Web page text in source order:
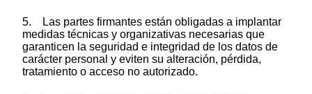
5. Las partes firmantes están obligadas a implantar
medidas técnicas y organizativas necesarias que
garanticen la seguridad e integridad de los datos de
carácter personal y eviten su alteración, pérdida,
tratamiento o acceso no autorizado.